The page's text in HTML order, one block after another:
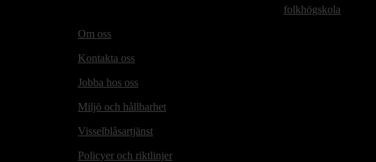
folkhögskola
Om oss
Kontakta oss
Jobba hos oss
Miljö och hållbarhet
Visselblåsartjänst
Policyer och riktlinjer